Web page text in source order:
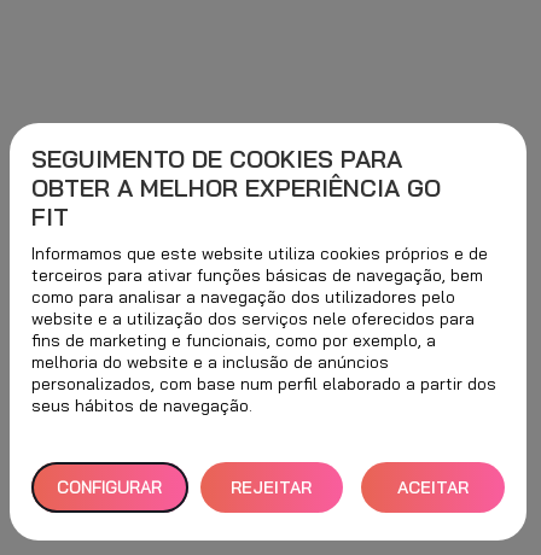
SEGUIMENTO DE COOKIES PARA
OBTER A MELHOR EXPERIÊNCIA GO
FIT
Informamos que este website utiliza cookies próprios e de
terceiros para ativar funções básicas de navegação, bem
como para analisar a navegação dos utilizadores pelo
website e a utilização dos serviços nele oferecidos para
fins de marketing e funcionais, como por exemplo, a
melhoria do website e a inclusão de anúncios
personalizados, com base num perfil elaborado a partir dos
seus hábitos de navegação.
CONFIGURAR REJEITAR
TUDO
ACEITAR
TODOS